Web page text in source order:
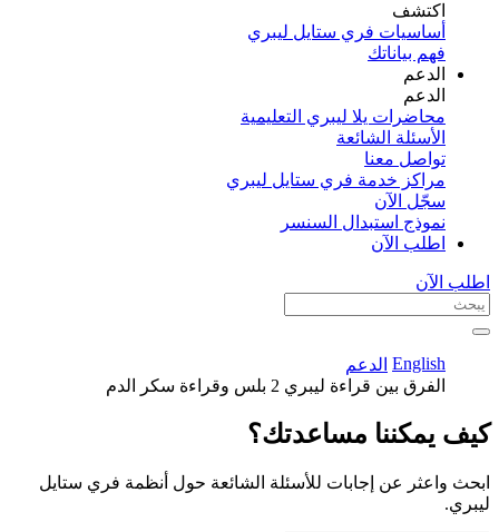
اكتشف​
أساسيات فري ستايل ليبري
فهم بياناتك
الدعم
الدعم
محاضرات يلا ليبري التعليمية
الأسئلة الشائعة
تواصل معنا
مراكز خدمة فري ستايل ليبري
سجّل الآن​
نموذج استبدال السنسر
اطلب الآن
اطلب الآن
English الدعم
الفرق بين قراءة ليبري 2 بلس وقراءة سكر الدم
كيف يمكننا مساعدتك؟
ابحث واعثر عن إجابات للأسئلة الشائعة حول أنظمة فري ستايل
ليبري.